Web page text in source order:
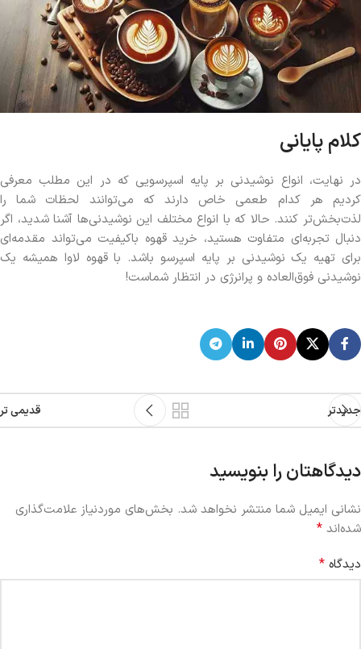
کلام پایانی
در نهایت، انواع نوشیدنی بر پایه اسپرسویی که در این مطلب معرفی
کردیم هر کدام طعمی خاص دارند که می‌توانند لحظات شما را
لذت‌بخش‌تر کنند. حالا که با انواع مختلف این نوشیدنی‌ها آشنا شدید، اگر
دنبال تجربه‌ای متفاوت هستید، خرید قهوه باکیفیت می‌تواند مقدمه‌ای
برای تهیه یک نوشیدنی بر پایه اسپرسو باشد. با قهوه لاوا همیشه یک
نوشیدنی فوق‌العاده و پرانرژی در انتظار شماست!
جدیدتر قدیمی تر
دیدگاهتان را بنویسید
نشانی ایمیل شما منتشر نخواهد شد. بخش‌های موردنیاز علامت‌گذاری
شده‌اند *
دیدگاه *